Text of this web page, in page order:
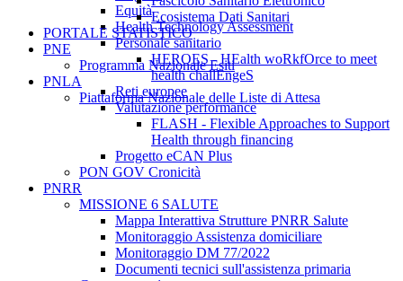
Ecosistema Dati Sanitari
PORTALE STATISTICO
PNE
Programma Nazionale Esiti
PNLA
Piattaforma Nazionale delle Liste di Attesa
Equità
Health Technology Assessment
Personale sanitario
HEROES - HEalth woRkfOrce to meet
health challEngeS
Reti europee
Valutazione performance
FLASH - Flexible Approaches to Support
Health through financing
Progetto eCAN Plus
PON GOV Cronicità
PNRR
MISSIONE 6 SALUTE
Mappa Interattiva Strutture PNRR Salute
Monitoraggio Assistenza domiciliare
Monitoraggio DM 77/2022
Documenti tecnici sull'assistenza primaria